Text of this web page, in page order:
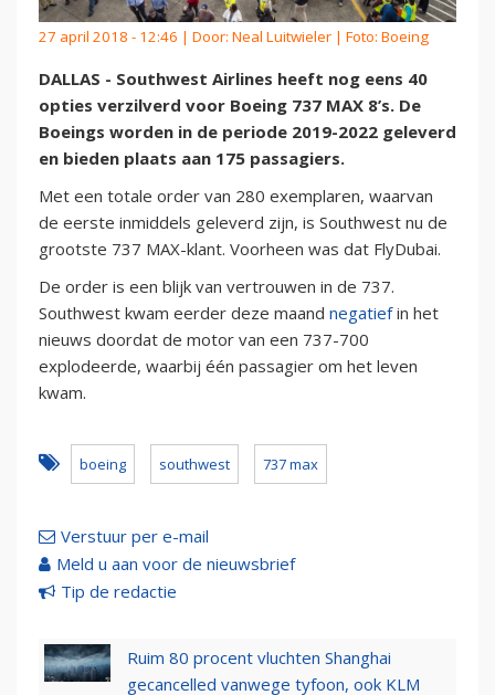
27 april 2018 - 12:46 | Door: Neal Luitwieler | Foto: Boeing
DALLAS - Southwest Airlines heeft nog eens 40
opties verzilverd voor Boeing 737 MAX 8’s. De
Boeings worden in de periode 2019-2022 geleverd
en bieden plaats aan 175 passagiers.
Met een totale order van 280 exemplaren, waarvan
de eerste inmiddels geleverd zijn, is Southwest nu de
grootste 737 MAX-klant. Voorheen was dat FlyDubai.
De order is een blijk van vertrouwen in de 737.
Southwest kwam eerder deze maand negatiefin het
nieuws doordat de motor van een 737-700
explodeerde, waarbij één passagier om het leven
kwam.
boeing southwest 737 max
Verstuur per e-mail
Meld u aan voor de nieuwsbrief
Tip de redactie
Ruim 80 procent vluchten Shanghai
gecancelled vanwege tyfoon, ook KLM